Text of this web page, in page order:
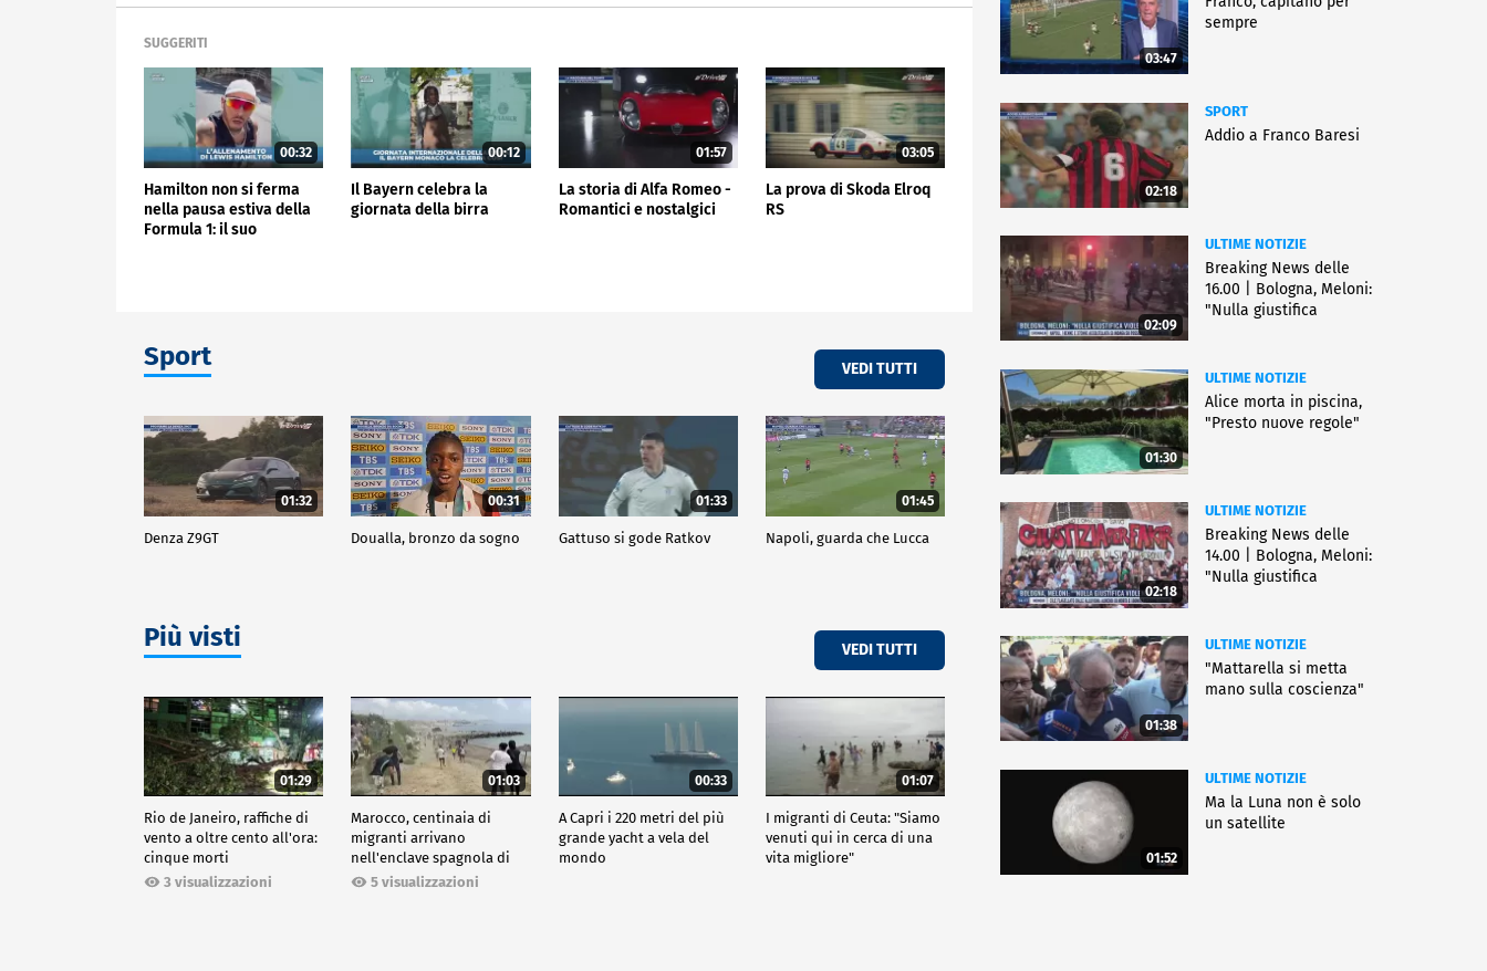
SUGGERITI
00:32
Hamilton non si ferma
nella pausa estiva della
Formula 1: il suo
00:12
Il Bayern celebra la
giornata della birra
01:57
La storia di Alfa Romeo -
Romantici e nostalgici
03:05
La prova di Skoda Elroq
RS
Sport VEDI TUTTI
01:32
Denza Z9GT
00:31
Doualla, bronzo da sogno
01:33
Gattuso si gode Ratkov
01:45
Napoli, guarda che Lucca
Più visti VEDI TUTTI
01:29
Rio de Janeiro, raffiche di
vento a oltre cento all'ora:
cinque morti
3 visualizzazioni
01:03
Marocco, centinaia di
migranti arrivano
nell'enclave spagnola di
Ceuta5 visualizzazioni
00:33
A Capri i 220 metri del più
grande yacht a vela del
mondo
01:07
I migranti di Ceuta: "Siamo
venuti qui in cerca di una
vita migliore"
03:47
sempre
02:18
SPORT
Addio a Franco Baresi
02:09
ULTIME NOTIZIE
Breaking News delle
16.00 | Bologna, Meloni:
"Nulla giustifica
01:30
ULTIME NOTIZIE
Alice morta in piscina,
"Presto nuove regole"
02:18
ULTIME NOTIZIE
Breaking News delle
14.00 | Bologna, Meloni:
"Nulla giustifica
01:38
ULTIME NOTIZIE
"Mattarella si metta
mano sulla coscienza"
01:52
ULTIME NOTIZIE
Ma la Luna non è solo
un satellite